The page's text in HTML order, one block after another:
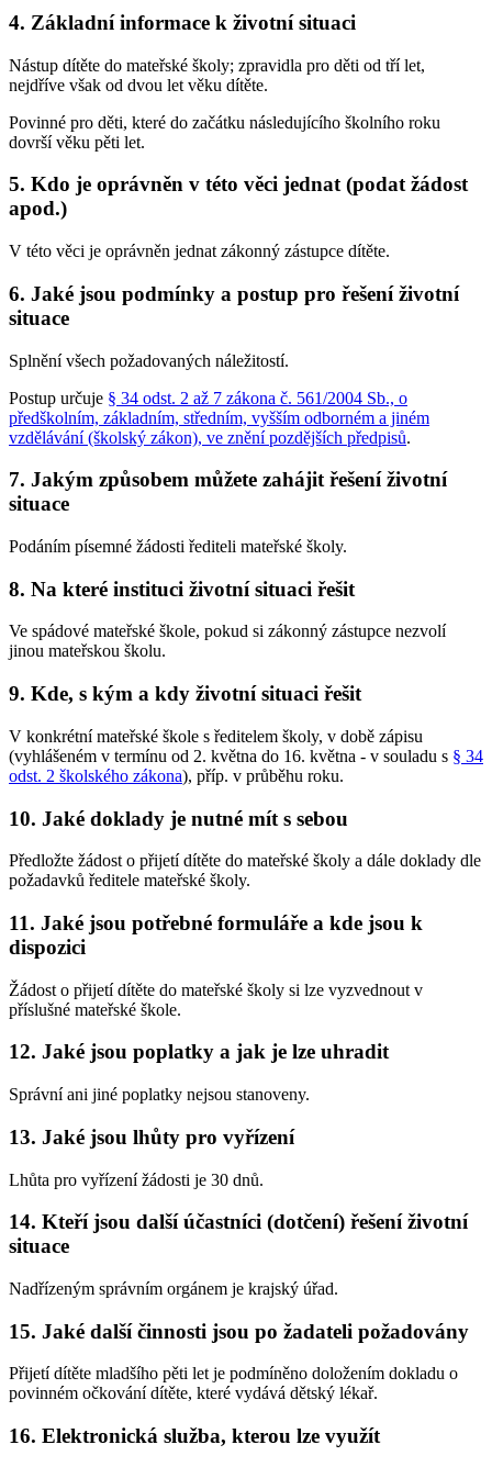
4. Základní informace k životní situaci
Nástup dítěte do mateřské školy; zpravidla pro děti od tří let,
nejdříve však od dvou let věku dítěte.
Povinné pro děti, které do začátku následujícího školního roku
dovrší věku pěti let.
5. Kdo je oprávněn v této věci jednat (podat žádost
apod.)
V této věci je oprávněn jednat zákonný zástupce dítěte.
6. Jaké jsou podmínky a postup pro řešení životní
situace
Splnění všech požadovaných náležitostí.
Postup určuje § 34 odst. 2 až 7 zákona č. 561/2004 Sb., o
předškolním, základním, středním, vyšším odborném a jiném
vzdělávání (školský zákon), ve znění pozdějších předpisů.
7. Jakým způsobem můžete zahájit řešení životní
situace
Podáním písemné žádosti řediteli mateřské školy.
8. Na které instituci životní situaci řešit
Ve spádové mateřské škole, pokud si zákonný zástupce nezvolí
jinou mateřskou školu.
9. Kde, s kým a kdy životní situaci řešit
V konkrétní mateřské škole s ředitelem školy, v době zápisu
(vyhlášeném v termínu od 2. května do 16. května - v souladu s § 34
odst. 2 školského zákona), příp. v průběhu roku.
10. Jaké doklady je nutné mít s sebou
Předložte žádost o přijetí dítěte do mateřské školy a dále doklady dle
požadavků ředitele mateřské školy.
11. Jaké jsou potřebné formuláře a kde jsou k
dispozici
Žádost o přijetí dítěte do mateřské školy si lze vyzvednout v
příslušné mateřské škole.
12. Jaké jsou poplatky a jak je lze uhradit
Správní ani jiné poplatky nejsou stanoveny.
13. Jaké jsou lhůty pro vyřízení
Lhůta pro vyřízení žádosti je 30 dnů.
14. Kteří jsou další účastníci (dotčení) řešení životní
situace
Nadřízeným správním orgánem je krajský úřad.
15. Jaké další činnosti jsou po žadateli požadovány
Přijetí dítěte mladšího pěti let je podmíněno doložením dokladu o
povinném očkování dítěte, které vydává dětský lékař.
16. Elektronická služba, kterou lze využít